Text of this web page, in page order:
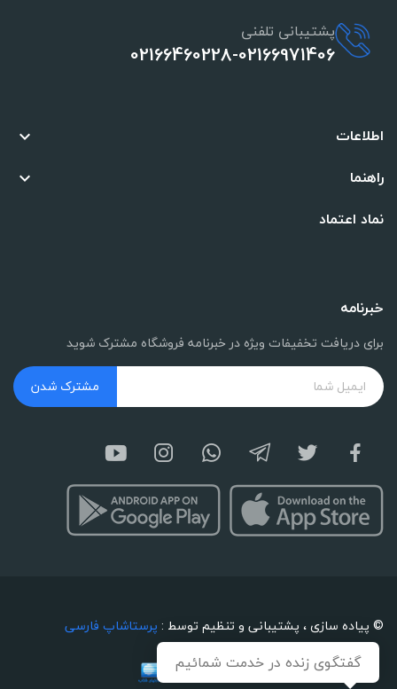
پشتیبانی تلفنی
02166460228-02166971406
اطلاعات 
راهنما 
نماد اعتماد
خبرنامه
برای دریافت تخفیفات ویژه در خبرنامه فروشگاه مشترک شوید
مشترک شدن
© پیاده سازی ، پشتیبانی و تنظیم توسط : پرستاشاپ فارسی
گفتگوی زنده در خدمت شمائیم